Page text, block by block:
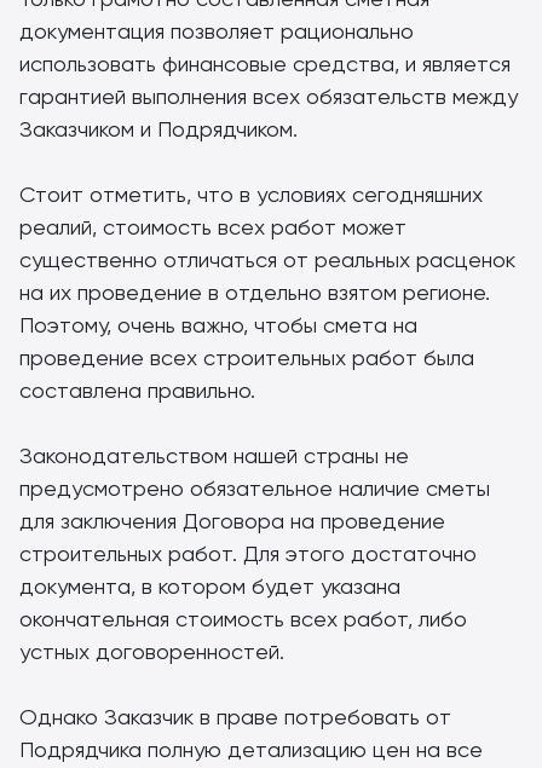
документация позволяет рационально
использовать финансовые средства, и является
гарантией выполнения всех обязательств между
Заказчиком и Подрядчиком.
Стоит отметить, что в условиях сегодняшних
реалий, стоимость всех работ может
существенно отличаться от реальных расценок
на их проведение в отдельно взятом регионе.
Поэтому, очень важно, чтобы смета на
проведение всех строительных работ была
составлена правильно.
Законодательством нашей страны не
предусмотрено обязательное наличие сметы
для заключения Договора на проведение
строительных работ. Для этого достаточно
документа, в котором будет указана
окончательная стоимость всех работ, либо
устных договоренностей.
Однако Заказчик в праве потребовать от
Подрядчика полную детализацию цен на все